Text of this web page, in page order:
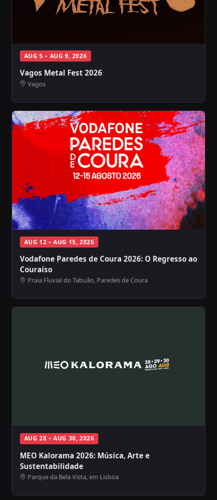
AUG 5 – AUG 9, 2026
Vagos Metal Fest 2026
Vagos
AUG 12 – AUG 15, 2026
Vodafone Paredes de Coura 2026: O Regresso ao
Couraíso
Praia Fluvial do Tabuão, Paredes de Coura
AUG 28 – AUG 30, 2026
MEO Kalorama 2026: Música, Arte e
Sustentabilidade
Parque da Bela Vista, em Lisboa